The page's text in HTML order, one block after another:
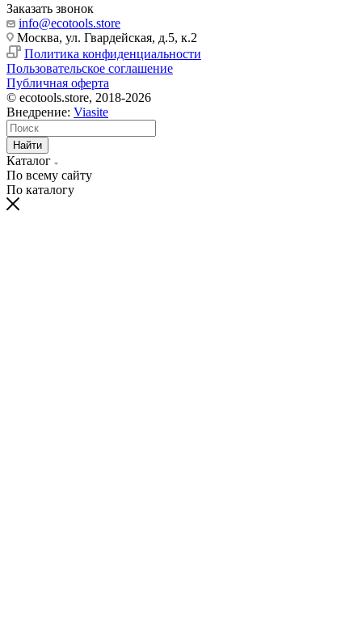
Заказать звонок
info@ecotools.store
Москва, ул. Гвардейская, д.5, к.2
Политика конфиденциальности
Пользовательское соглашение
Публичная оферта
© ecotools.store, 2018-2026
Внедрение: Viasite
Найти
Каталог
По всему сайту
По каталогу